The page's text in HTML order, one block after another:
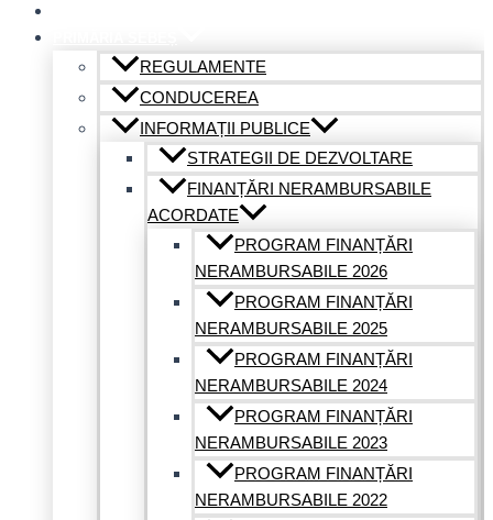
REGULAMENTE
CONDUCEREA
INFORMAȚII PUBLICE
STRATEGII DE DEZVOLTARE
FINANȚĂRI NERAMBURSABILE
ACORDATE
PROGRAM FINANȚĂRI
NERAMBURSABILE 2026
PROGRAM FINANȚĂRI
NERAMBURSABILE 2025
PROGRAM FINANȚĂRI
NERAMBURSABILE 2024
PROGRAM FINANȚĂRI
NERAMBURSABILE 2023
PROGRAM FINANȚĂRI
NERAMBURSABILE 2022